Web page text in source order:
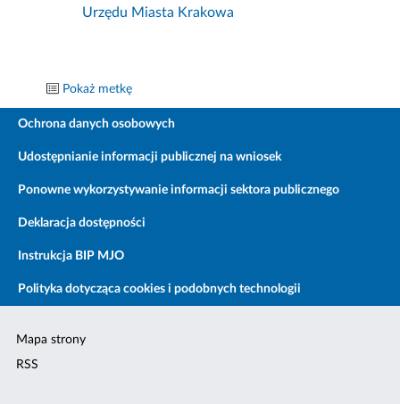
Urzędu Miasta Krakowa
Pokaż metkę
Ochrona danych osobowych
Udostępnianie informacji publicznej na wniosek
Ponowne wykorzystywanie informacji sektora publicznego
Deklaracja dostępności
Instrukcja BIP MJO
Polityka dotycząca cookies i podobnych technologii
Mapa strony
RSS